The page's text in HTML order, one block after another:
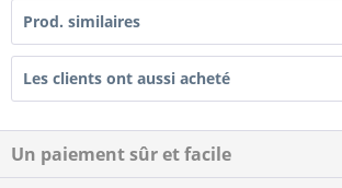
Prod. similaires
Les clients ont aussi acheté
Un paiement sûr et facile